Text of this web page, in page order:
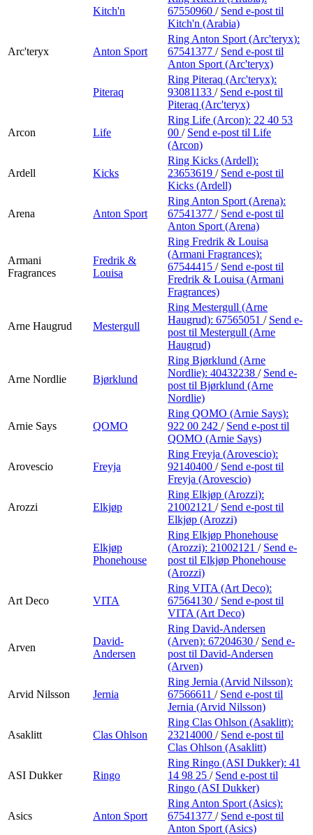
Kitch'n
67550960 / Send e-post til
Kitch'n (Arabia)
Arc'teryx Anton Sport
Ring Anton Sport (Arc'teryx):
67541377 / Send e-post til
Anton Sport (Arc'teryx)
Piteraq
Ring Piteraq (Arc'teryx):
93081133 / Send e-post til
Piteraq (Arc'teryx)
Arcon Life
Ring Life (Arcon): 22 40 53
00 / Send e-post til Life
(Arcon)
Ardell Kicks
Ring Kicks (Ardell):
23653619 / Send e-post til
Kicks (Ardell)
Arena Anton Sport
Ring Anton Sport (Arena):
67541377 / Send e-post til
Anton Sport (Arena)
Armani
Fragrances
Fredrik &
Louisa
Ring Fredrik & Louisa
(Armani Fragrances):
67544415 / Send e-post til
Fredrik & Louisa (Armani
Fragrances)
Arne Haugrud Mestergull
Ring Mestergull (Arne
Haugrud): 67565051 / Send e-
post til Mestergull (Arne
Haugrud)
Arne Nordlie Bjørklund
Ring Bjørklund (Arne
Nordlie): 40432238 / Send e-
post til Bjørklund (Arne
Nordlie)
Arnie Says QOMO
Ring QOMO (Arnie Says):
922 00 242 / Send e-post til
QOMO (Arnie Says)
Arovescio Freyja
Ring Freyja (Arovescio):
92140400 / Send e-post til
Freyja (Arovescio)
Arozzi Elkjøp
Ring Elkjøp (Arozzi):
21002121 / Send e-post til
Elkjøp (Arozzi)
Elkjøp
Phonehouse
Ring Elkjøp Phonehouse
(Arozzi): 21002121 / Send e-
post til Elkjøp Phonehouse
(Arozzi)
Art Deco VITA
Ring VITA (Art Deco):
67564130 / Send e-post til
VITA (Art Deco)
Arven
David-
Andersen
Ring David-Andersen
(Arven): 67204630 / Send e-
post til David-Andersen
(Arven)
Arvid Nilsson Jernia
Ring Jernia (Arvid Nilsson):
67566611 / Send e-post til
Jernia (Arvid Nilsson)
Asaklitt Clas Ohlson
Ring Clas Ohlson (Asaklitt):
23214000 / Send e-post til
Clas Ohlson (Asaklitt)
ASI Dukker Ringo
Ring Ringo (ASI Dukker): 41
14 98 25 / Send e-post til
Ringo (ASI Dukker)
Asics Anton Sport
Ring Anton Sport (Asics):
67541377 / Send e-post til
Anton Sport (Asics)